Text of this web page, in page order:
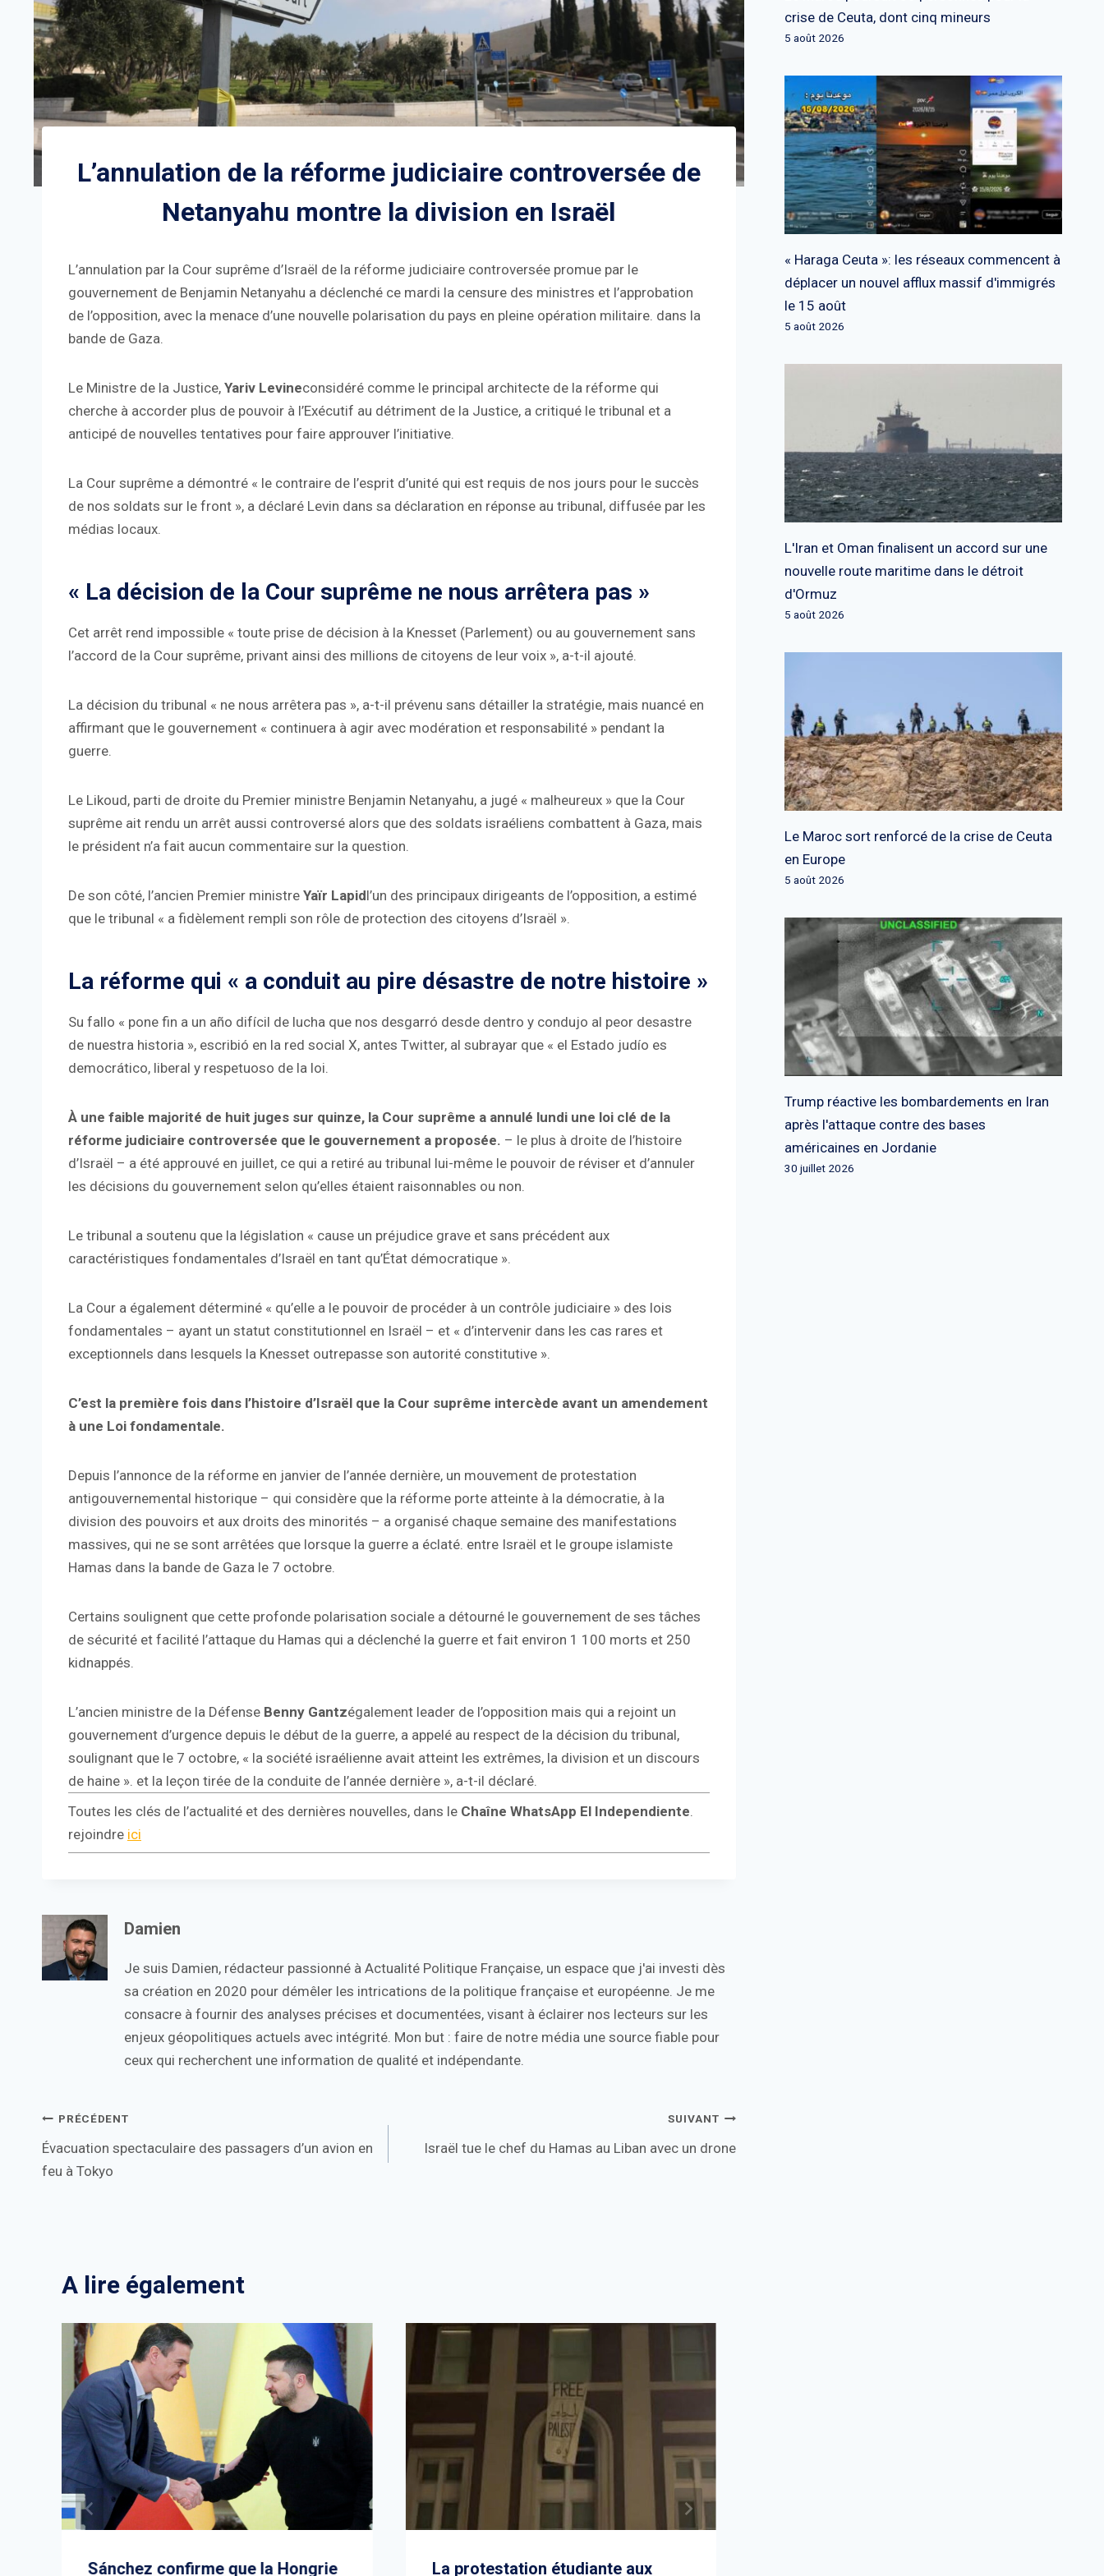
L’annulation de la réforme judiciaire controversée de
Netanyahu montre la division en Israël
L’annulation par la Cour suprême d’Israël de la réforme judiciaire controversée promue par le
gouvernement de Benjamin Netanyahu a déclenché ce mardi la censure des ministres et l’approbation
de l’opposition, avec la menace d’une nouvelle polarisation du pays en pleine opération militaire. dans la
bande de Gaza.
Le Ministre de la Justice, Yariv Levineconsidéré comme le principal architecte de la réforme qui
cherche à accorder plus de pouvoir à l’Exécutif au détriment de la Justice, a critiqué le tribunal et a
anticipé de nouvelles tentatives pour faire approuver l’initiative.
La Cour suprême a démontré « le contraire de l’esprit d’unité qui est requis de nos jours pour le succès
de nos soldats sur le front », a déclaré Levin dans sa déclaration en réponse au tribunal, diffusée par les
médias locaux.
« La décision de la Cour suprême ne nous arrêtera pas »
Cet arrêt rend impossible « toute prise de décision à la Knesset (Parlement) ou au gouvernement sans
l’accord de la Cour suprême, privant ainsi des millions de citoyens de leur voix », a-t-il ajouté.
La décision du tribunal « ne nous arrêtera pas », a-t-il prévenu sans détailler la stratégie, mais nuancé en
affirmant que le gouvernement « continuera à agir avec modération et responsabilité » pendant la
guerre.
Le Likoud, parti de droite du Premier ministre Benjamin Netanyahu, a jugé « malheureux » que la Cour
suprême ait rendu un arrêt aussi controversé alors que des soldats israéliens combattent à Gaza, mais
le président n’a fait aucun commentaire sur la question.
De son côté, l’ancien Premier ministre Yaïr Lapidl’un des principaux dirigeants de l’opposition, a estimé
que le tribunal « a fidèlement rempli son rôle de protection des citoyens d’Israël ».
La réforme qui « a conduit au pire désastre de notre histoire »
Su fallo « pone fin a un año difícil de lucha que nos desgarró desde dentro y condujo al peor desastre
de nuestra historia », escribió en la red social X, antes Twitter, al subrayar que « el Estado judío es
democrático, liberal y respetuoso de la loi.
À une faible majorité de huit juges sur quinze, la Cour suprême a annulé lundi une loi clé de la
réforme judiciaire controversée que le gouvernement a proposée. – le plus à droite de l’histoire
d’Israël – a été approuvé en juillet, ce qui a retiré au tribunal lui-même le pouvoir de réviser et d’annuler
les décisions du gouvernement selon qu’elles étaient raisonnables ou non.
Le tribunal a soutenu que la législation « cause un préjudice grave et sans précédent aux
caractéristiques fondamentales d’Israël en tant qu’État démocratique ».
La Cour a également déterminé « qu’elle a le pouvoir de procéder à un contrôle judiciaire » des lois
fondamentales – ayant un statut constitutionnel en Israël – et « d’intervenir dans les cas rares et
exceptionnels dans lesquels la Knesset outrepasse son autorité constitutive ».
C’est la première fois dans l’histoire d’Israël que la Cour suprême intercède avant un amendement
à une Loi fondamentale.
Depuis l’annonce de la réforme en janvier de l’année dernière, un mouvement de protestation
antigouvernemental historique – qui considère que la réforme porte atteinte à la démocratie, à la
division des pouvoirs et aux droits des minorités – a organisé chaque semaine des manifestations
massives, qui ne se sont arrêtées que lorsque la guerre a éclaté. entre Israël et le groupe islamiste
Hamas dans la bande de Gaza le 7 octobre.
Certains soulignent que cette profonde polarisation sociale a détourné le gouvernement de ses tâches
de sécurité et facilité l’attaque du Hamas qui a déclenché la guerre et fait environ 1 100 morts et 250
kidnappés.
L’ancien ministre de la Défense Benny Gantzégalement leader de l’opposition mais qui a rejoint un
gouvernement d’urgence depuis le début de la guerre, a appelé au respect de la décision du tribunal,
soulignant que le 7 octobre, « la société israélienne avait atteint les extrêmes, la division et un discours
de haine ». et la leçon tirée de la conduite de l’année dernière », a-t-il déclaré.
Toutes les clés de l’actualité et des dernières nouvelles, dans le Chaîne WhatsApp El Independiente.
rejoindre ici
Damien
Je suis Damien, rédacteur passionné à Actualité Politique Française, un espace que j'ai investi dès
sa création en 2020 pour démêler les intrications de la politique française et européenne. Je me
consacre à fournir des analyses précises et documentées, visant à éclairer nos lecteurs sur les
enjeux géopolitiques actuels avec intégrité. Mon but : faire de notre média une source fiable pour
ceux qui recherchent une information de qualité et indépendante.
Navigation
de
PRÉCÉDENT
Évacuation spectaculaire des passagers d’un avion en
feu à Tokyo
SUIVANT
Israël tue le chef du Hamas au Liban avec un drone
A lire également
Sánchez confirme que la Hongrie La protestation étudiante aux
crise de Ceuta, dont cinq mineurs
5 août 2026
« Haraga Ceuta »: les réseaux commencent à
déplacer un nouvel afflux massif d'immigrés
le 15 août
5 août 2026
L'Iran et Oman finalisent un accord sur une
nouvelle route maritime dans le détroit
d'Ormuz
5 août 2026
Le Maroc sort renforcé de la crise de Ceuta
en Europe
5 août 2026
Trump réactive les bombardements en Iran
après l'attaque contre des bases
américaines en Jordanie
30 juillet 2026